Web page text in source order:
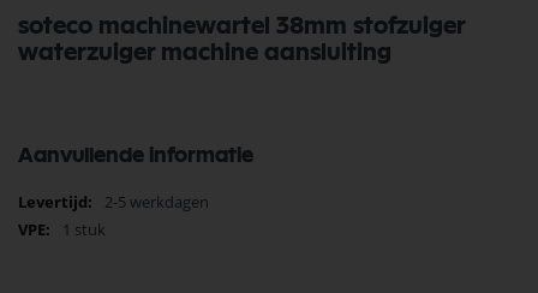
soteco machinewartel 38mm stofzuiger
waterzuiger machine aansluiting
Aanvullende informatie
Meer
informatie
2-5 werkdagen
1 stuk